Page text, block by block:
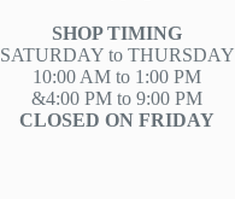
SHOP TIMING
SATURDAY to THURSDAY
10:00 AM to 1:00 PM
&4:00 PM to 9:00 PM
CLOSED ON FRIDAY